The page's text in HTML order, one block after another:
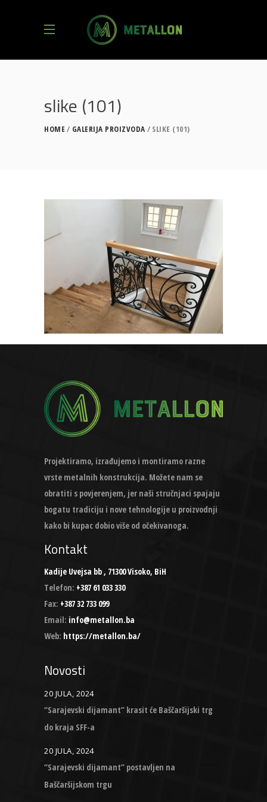
slike (101)
HOME GALERIJA PROIZVODA SLIKE (101)
Projektiramo, izrađujemo i montiramo razne
vrste metalnih konstrukcija. Možete nam se
obratiti s povjerenjem, jer naši stručnjaci spajaju
bogatu tradiciju i nove tehnologije u proizvodnji
kako bi kupac dobio više od očekivanoga.
Kontakt
Kadije Uvejsa bb , 71300 Visoko, BiH
Telefon: +387 61 033 330
Fax: +387 32 733 099
Email: info@metallon.ba
Web: https://metallon.ba/
Novosti
20 JULA, 2024
“Sarajevski dijamant” krasit će Baščaršijski trg
do kraja SFF-a
20 JULA, 2024
“Sarajevski dijamant” postavljen na
Baščaršijskom trgu